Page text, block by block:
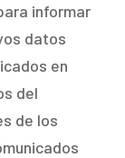
informar
datos
en
del
de los